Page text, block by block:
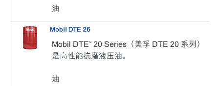
油
Mobil DTE 26
Mobil DTE™ 20 Series（美孚 DTE 20 系列）
是高性能抗磨液压油。
油